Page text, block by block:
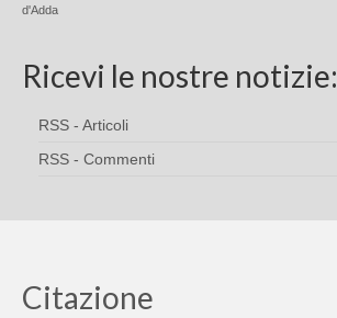
d'Adda
Ricevi le nostre notizie:
RSS - Articoli
RSS - Commenti
Citazione